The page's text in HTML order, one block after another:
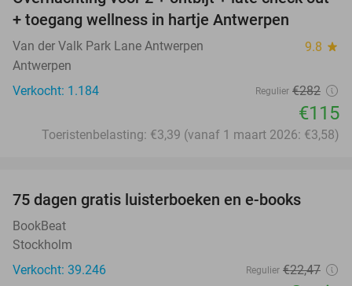
+ toegang wellness in hartje Antwerpen
Van der Valk Park Lane Antwerpen 9.8 star
Antwerpen
Verkocht: 1.184
Regulier €282
€115
Toeristenbelasting: €3,39 (vanaf 1 maart 2026: €3,58)
75 dagen gratis luisterboeken en e-books
BookBeat
Stockholm
Verkocht: 39.246
Regulier €22,47